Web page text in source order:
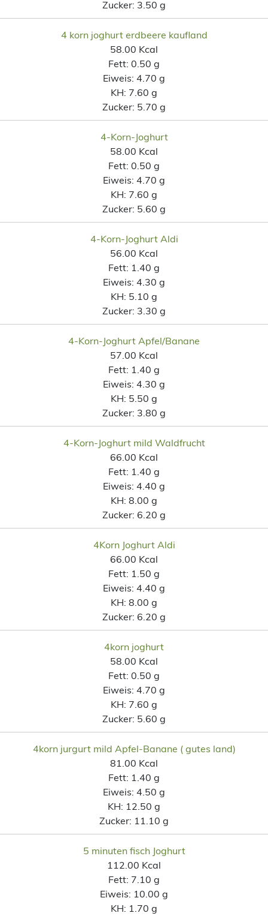
Zucker: 3.50 g
4 korn joghurt erdbeere kaufland
58.00 Kcal
Fett: 0.50 g
Eiweis: 4.70 g
KH: 7.60 g
Zucker: 5.70 g
4-Korn-Joghurt
58.00 Kcal
Fett: 0.50 g
Eiweis: 4.70 g
KH: 7.60 g
Zucker: 5.60 g
4-Korn-Joghurt Aldi
56.00 Kcal
Fett: 1.40 g
Eiweis: 4.30 g
KH: 5.10 g
Zucker: 3.30 g
4-Korn-Joghurt Apfel/Banane
57.00 Kcal
Fett: 1.40 g
Eiweis: 4.30 g
KH: 5.50 g
Zucker: 3.80 g
4-Korn-Joghurt mild Waldfrucht
66.00 Kcal
Fett: 1.40 g
Eiweis: 4.40 g
KH: 8.00 g
Zucker: 6.20 g
4Korn Joghurt Aldi
66.00 Kcal
Fett: 1.50 g
Eiweis: 4.40 g
KH: 8.00 g
Zucker: 6.20 g
4korn joghurt
58.00 Kcal
Fett: 0.50 g
Eiweis: 4.70 g
KH: 7.60 g
Zucker: 5.60 g
4korn jurgurt mild Apfel-Banane ( gutes land)
81.00 Kcal
Fett: 1.40 g
Eiweis: 4.50 g
KH: 12.50 g
Zucker: 11.10 g
5 minuten fisch Joghurt
112.00 Kcal
Fett: 7.10 g
Eiweis: 10.00 g
KH: 1.70 g